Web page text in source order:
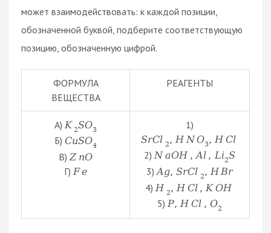
может взаимодействовать: к каждой позиции,
обозначенной буквой, подберите соответствующую
позицию, обозначенную цифрой.
ФОРМУЛА
ВЕЩЕСТВА
РЕАГЕНТЫ
А) K 2SO3
Б) CuSO4
В)Z nO
Г) Fe
1)
SrCl 2 , H NO3, H Cl
2)NaOH , Al , Li2S
3)Ag, SrCl 2, HBr
4) H 2 , H Cl , KOH
5)P, H Cl , O2